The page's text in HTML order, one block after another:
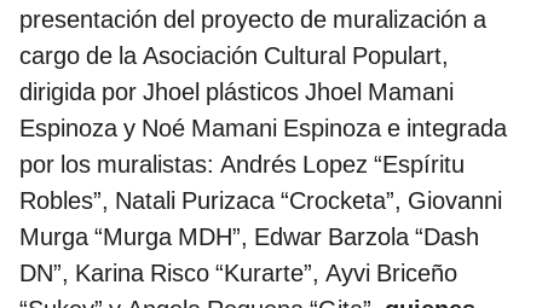
presentación del proyecto de muralización a
cargo de la Asociación Cultural Populart,
dirigida por Jhoel plásticos Jhoel Mamani
Espinoza y Noé Mamani Espinoza e integrada
por los muralistas: Andrés Lopez “Espíritu
Robles”, Natali Purizaca “Crocketa”, Giovanni
Murga “Murga MDH”, Edwar Barzola “Dash
DN”, Karina Risco “Kurarte”, Ayvi Briceño